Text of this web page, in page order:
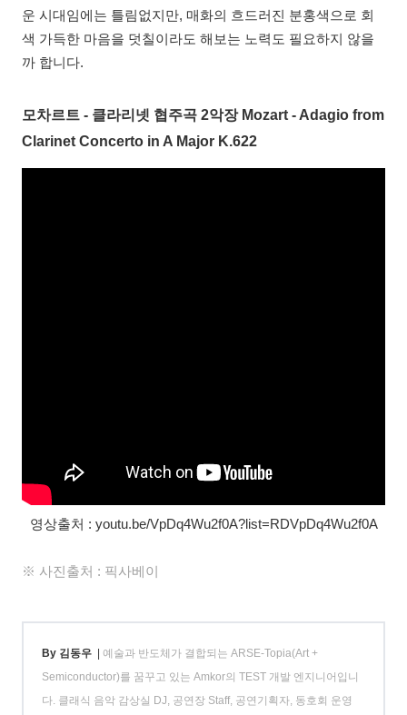
운 시대임에는 틀림없지만, 매화의 흐드러진 분홍색으로 회
색 가득한 마음을 덧칠이라도 해보는 노력도 필요하지 않을
까 합니다.
모차르트 - 클라리넷 협주곡 2악장 Mozart - Adagio from
Clarinet Concerto in A Major K.622
영상출처 : youtu.be/VpDq4Wu2f0A?list=RDVpDq4Wu2f0A
※ 사진출처 : 픽사베이
By 김동우 | 예술과 반도체가 결합되는 ARSE-Topia(Art +
Semiconductor)를 꿈꾸고 있는 Amkor의 TEST 개발 엔지니어입니
다. 클래식 음악 감상실 DJ, 공연장 Staff, 공연기획자, 동호회 운영